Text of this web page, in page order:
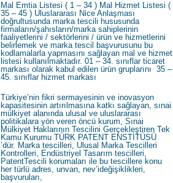
Mal Emtia Listesi ( 1 – 34 ) Mal Hizmet Listesi (
35 – 45 ) Uluslararası Nice Anlaşması
doğrultusunda marka tescili hususunda
firmaların/şahısların/marka sahiplerinin
faaliyetlerini / sektörlerini / ürün ve hizmetlerini
belirlemek ve marka tescil başvurusunu bu
kodlamalarla yapmasını sağlayan mal ve hizmet
listesi kullanılmaktadır. 01 – 34. sınıflar ticaret
markası olarak kabul edilen ürün gruplarını 35 –
45. sınıflar hizmet markası
Türkiye’nin fikri sermayesinin ve inovasyon
kapasitesinin artırılmasına katkı sağlayan, sınai
mülkiyet alanında ulusal ve uluslararası
politikalara yön veren öncü kurum, Sınai
Mülkiyet Haklarının Tescilini Gerçekleştiren Tek
Kamu Kurumu TÜRK PATENT ENSTİTÜSÜ
’dür. Marka tescilleri, Ulusal Marka Tescilleri
Kontrolleri, Endüstriyel Tasarım tescilleri,
PatentTescili korumaları ile bu tescillere konu
her türlü adres, unvan, nev’ideğişiklikleri,
başvuruları,